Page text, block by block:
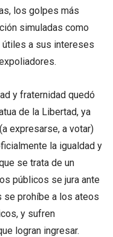
los golpes más
simuladas como
a sus intereses
y fraternidad quedó
de la Libertad, ya
expresarse, a votar)
la igualdad y
se trata de un
públicos se jura ante
se prohíbe a los ateos
y sufren
logran ingresar.